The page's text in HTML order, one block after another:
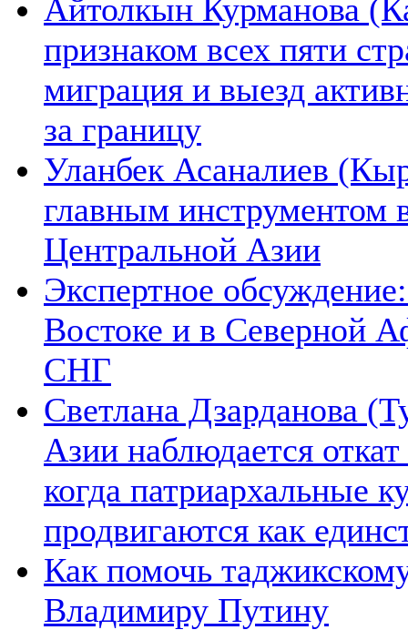
Айтолкын Курманова
признаком всех пяти
миграция и выезд
за границу
Уланбек Асаналиев
главным инструментом
Центральной Азии
Экспертное
Востоке и в Северной
СНГ
Светлана Дзарданова
Азии наблюдается
когда патриархальные
продвигаются как
Как помочь
Владимиру Путину